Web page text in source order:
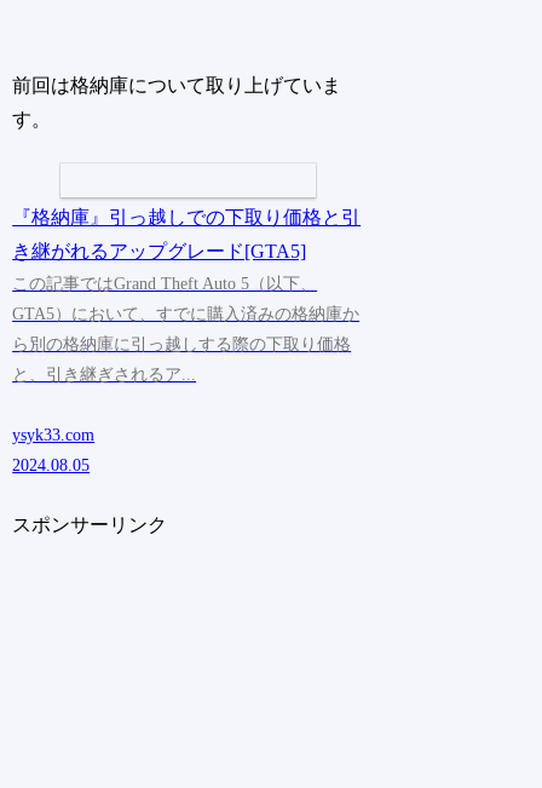
前回は格納庫について取り上げていま
す。
『格納庫』引っ越しでの下取り価格と引
き継がれるアップグレード[GTA5]
この記事ではGrand Theft Auto 5（以下、
GTA5）において、すでに購入済みの格納庫か
ら別の格納庫に引っ越しする際の下取り価格
と、引き継ぎされるア...
ysyk33.com
2024.08.05
スポンサーリンク